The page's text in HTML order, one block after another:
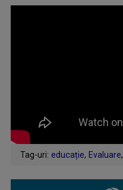
Tag-uri: educație, Evaluare,